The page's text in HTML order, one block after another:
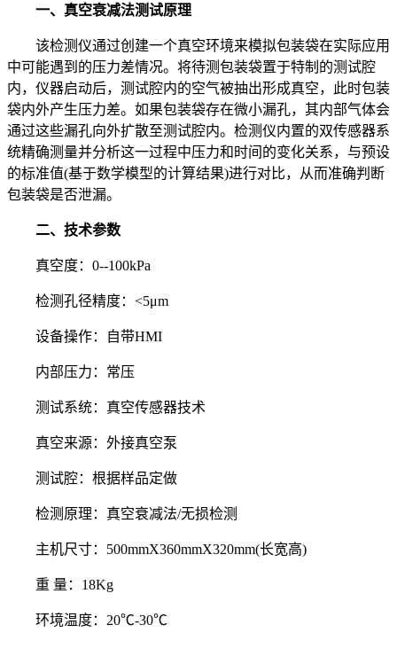
一、真空衰减法测试原理
该检测仪通过创建一个真空环境来模拟包装袋在实际应用
中可能遇到的压力差情况。将待测包装袋置于特制的测试腔
内，仪器启动后，测试腔内的空气被抽出形成真空，此时包装
袋内外产生压力差。如果包装袋存在微小漏孔，其内部气体会
通过这些漏孔向外扩散至测试腔内。检测仪内置的双传感器系
统精确测量并分析这一过程中压力和时间的变化关系，与预设
的标准值(基于数学模型的计算结果)进行对比，从而准确判断
包装袋是否泄漏。
二、技术参数
真空度：0--100kPa
检测孔径精度：<5μm
设备操作：自带HMI
内部压力：常压
测试系统：真空传感器技术
真空来源：外接真空泵
测试腔：根据样品定做
检测原理：真空衰减法/无损检测
主机尺寸：500mmX360mmX320mm(长宽高)
重 量：18Kg
环境温度：20℃-30℃